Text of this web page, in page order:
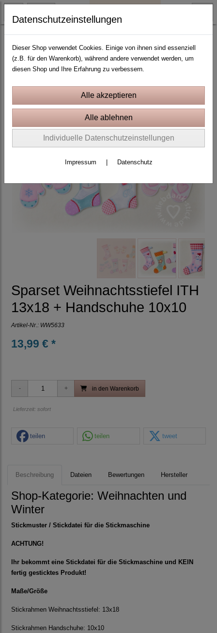
ITH Stickprojekte In the Hoop
Sparset Weihnachtsstiefel ITH
13x18 + Handschuhe 10x10
Artikel-Nr.: WW5633
13,99 € *
in den Warenkorb
Lieferzeit: sofort
teilen teilen tweet
Beschreibung Dateien Bewertungen Hersteller
Shop-Kategorie: Weihnachten und
Winter
Stickmuster / Stickdatei für die Stickmaschine
ACHTUNG!
Ihr bekommt eine Stickdatei für die Stickmaschine und KEIN
fertig gesticktes Produkt!
Maße/Größe
Stickrahmen Weihnachtsstiefel: 13x18
Stickrahmen Handschuhe: 10x10
Datenschutzeinstellungen
Dieser Shop verwendet Cookies. Einige von ihnen sind essenziell
(z.B. für den Warenkorb), während andere verwendet werden, um
diesen Shop und Ihre Erfahrung zu verbessern.
Individuelle Datenschutzeinstellungen
Impressum Datenschutz